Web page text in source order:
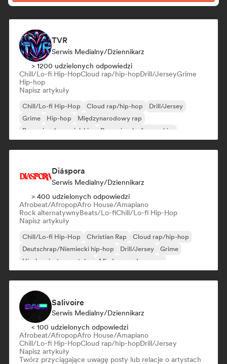
TVR
Serwis Medialny/Dziennikarz
> 1200 udzielonych odpowiedzi
Chill/Lo-fi Hip-HopCloud rap/hip-hopDrill/JerseyGrime
Hip-hop
Napisz artykuły
Chill/Lo-fi Hip-Hop Cloud rap/hip-hop
Drill/Jersey
Grime
Hip-hop
Międzynarodowy rap
Rap w języku angielskim
Rap w języku francuskim
Diáspora
Serwis Medialny/Dziennikarz
> 400 udzielonych odpowiedzi
Afrobeat/AfropopAfro House/Amapiano
Rock alternatywnyBeats/Lo-fiChill/Lo-fi Hip-Hop
Napisz artykuły
Chill/Lo-fi Hip-Hop Christian Rap
Cloud rap/hip-hop
Deutschrap/Niemiecki hip-hop
Drill/Jersey
Grime
Hip-hop instrumentalny
Międzynarodowy rap
Salivoire
Serwis Medialny/Dziennikarz
< 100 udzielonych odpowiedzi
Afrobeat/AfropopAfro House/Amapiano
Chill/Lo-fi Hip-HopCloud rap/hip-hopDrill/Jersey
Napisz artykuły
Twórz przyciągające uwagę posty lub relacje o artystach